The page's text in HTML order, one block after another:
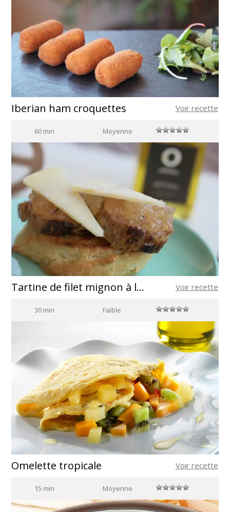
Iberian ham croquettes Voir recette
60 min Moyenne
Tartine de filet mignon à l´oignon caramélizé et au fromage Voir recette
30 min Faible
Omelette tropicale Voir recette
15 min Moyenne